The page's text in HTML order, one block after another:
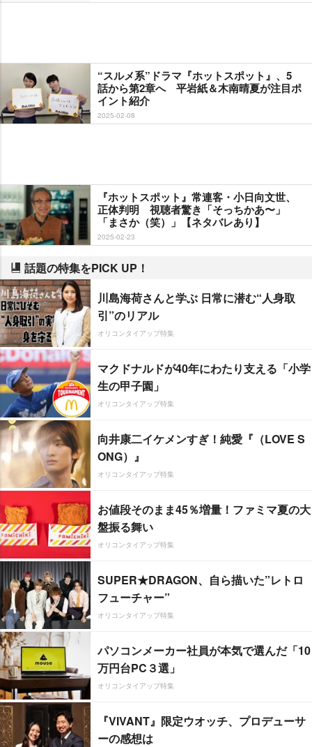
“スルメ系”ドラマ『ホットスポット』、5
話から第2章へ 平岩紙＆木南晴夏が注目ポ
イント紹介
2025-02-08
『ホットスポット』常連客・小日向文世、
正体判明 視聴者驚き「そっちかあ〜」
「まさか（笑）」【ネタバレあり】
2025-02-23
話題の特集をPICK UP！
川島海荷さんと学ぶ 日常に潜む“人身取
引”のリアル
オリコンタイアップ特集
マクドナルドが40年にわたり支える「小学
生の甲子園」
オリコンタイアップ特集
向井康二イケメンすぎ！純愛『（LOVE S
ONG）』
オリコンタイアップ特集
お値段そのまま45％増量！ファミマ夏の大
盤振る舞い
オリコンタイアップ特集
SUPER★DRAGON、自ら描いた”レトロ
フューチャー”
オリコンタイアップ特集
パソコンメーカー社員が本気で選んだ「10
万円台PC３選」
オリコンタイアップ特集
『VIVANT』限定ウオッチ、プロデューサ
ーの感想は